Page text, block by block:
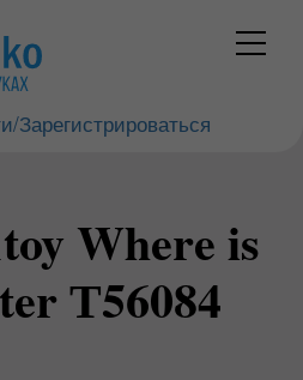
Зарегистрироваться
Where is
Т56084